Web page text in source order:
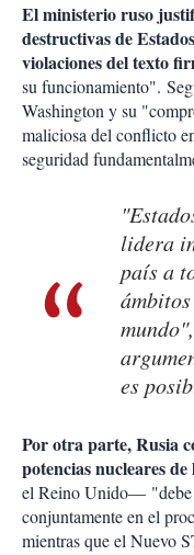
El ministerio ruso
destructivas de
violaciones del texto
su funcionamiento".
Washington y su
maliciosa del conflicto
seguridad
lidera
país a
es
Por otra parte, Rusia
potencias nucleares
el Reino Unido— "debe
conjuntamente en el
mientras que el Nuevo